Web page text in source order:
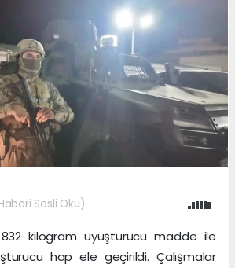
Sesli Oku)
kilogram uyuşturucu madde ile
hap ele geçirildi. Çalışmalar